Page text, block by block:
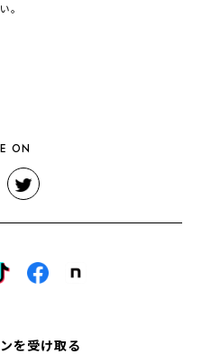
。
ON
を受け取る